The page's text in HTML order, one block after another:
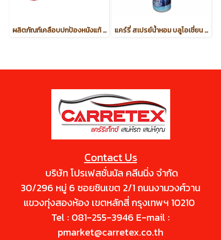
ผลิตภัณฑ์เคลือบปกป้องหนังแท้ (รหัสสินค้า 57581) แคร์รี่ สเปรย์น้ำหอม บลูโอเชี่ยน 320ML
Contact Us
บริษัท โปรเฟสชั่นนัล คลีนนิ่ง จำกัด
30/296 หมู่ 6 ซอยชินเขต 2/1 ถนนงามวงศ์วาน
แขวงทุ่งสองห้อง เขตหลักสี่ กรุงเทพฯ 10210
Tel : 081-255-3946 E-mail :
pmarket@carretex.co.th